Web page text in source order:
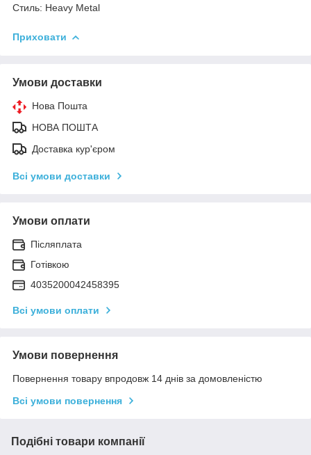
Стиль: Heavy Metal
Приховати
Умови доставки
Нова Пошта
НОВА ПОШТА
Доставка кур'єром
Всі умови доставки
Умови оплати
Післяплата
Готівкою
4035200042458395
Всі умови оплати
Умови повернення
Повернення товару впродовж 14 днів за домовленістю
Всі умови повернення
Подібні товари компанії